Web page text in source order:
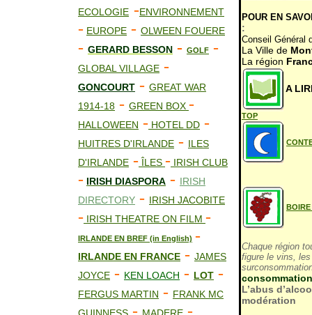
ECOLOGIE -ENVIRONNEMENT
- EUROPE - OLWEEN FOUERE
- GERARD BESSON - GOLF -
GLOBAL VILLAGE -
GONCOURT - GREAT WAR
1914-18 - GREEN BOX -
HALLOWEEN - HOTEL DD -
HUITRES D'IRLANDE - ILES
D'IRLANDE - ÎLES - IRISH CLUB
- IRISH DIASPORA - IRISH
DIRECTORY - IRISH JACOBITE
- IRISH THEATRE ON FILM -
IRLANDE EN BREF (in English) -
IRLANDE EN FRANCE - JAMES
JOYCE - KEN LOACH - LOT -
FERGUS MARTIN - FRANK MC
- -
POUR EN
:
Conseil Général
La Ville de
La région
A
TOP
Chaque région
figure le vins,
L’abus
modération